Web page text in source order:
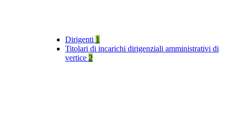
Dirigenti 1
Titolari di incarichi dirigenziali amministrativi di
vertice 2